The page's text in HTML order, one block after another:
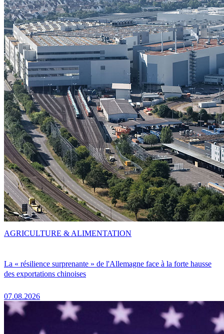
La « résilience surprenante » de l'Allemagne face à la forte hausse
des exportations chinoises
07.08.2026
AGRICULTURE & ALIMENTATION